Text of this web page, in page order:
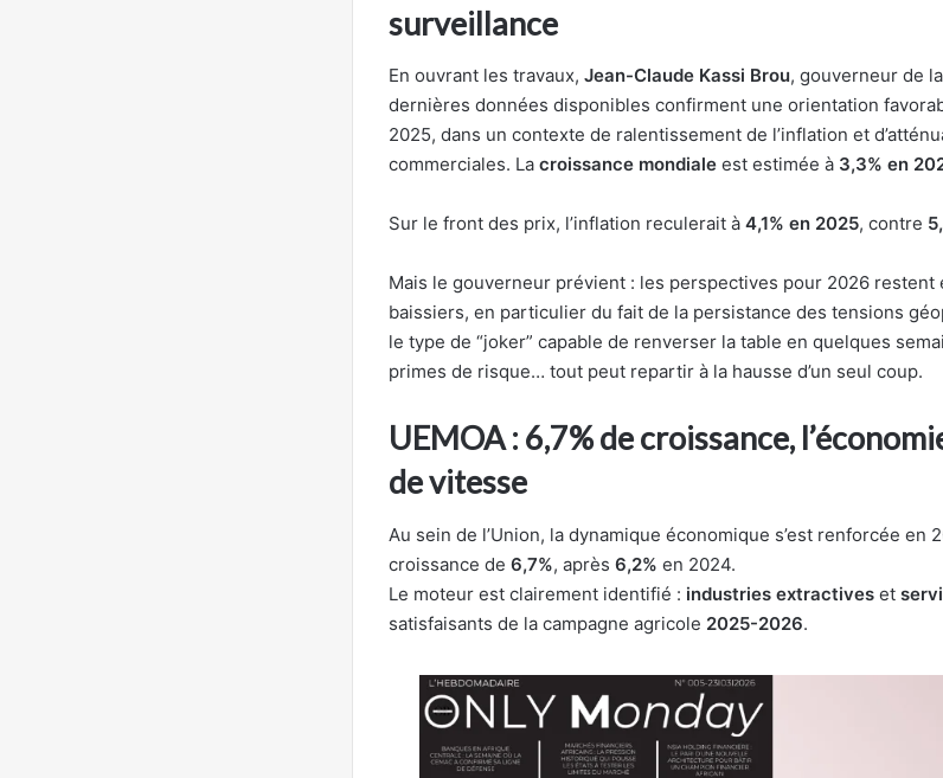
surveillance
En ouvrant les travaux, Jean-Claude Kassi Brou, gouverneur de
dernières données disponibles confirment une orientation
2025, dans un contexte de ralentissement de l’inflation et
commerciales. La croissance mondiale est estimée à 3,3% en
Sur le front des prix, l’inflation reculerait à 4,1% en 2025, contre
Mais le gouverneur prévient : les perspectives pour 2026 restent
baissiers, en particulier du fait de la persistance des tensions
le type de “joker” capable de renverser la table en quelques
primes de risque… tout peut repartir à la hausse d’un seul coup.
UEMOA : 6,7% de croissance,
de vitesse
Au sein de l’Union, la dynamique économique s’est renforcée en
croissance de 6,7%, après 6,2% en 2024.
Le moteur est clairement identifié : industries extractives et
satisfaisants de la campagne agricole 2025-2026.